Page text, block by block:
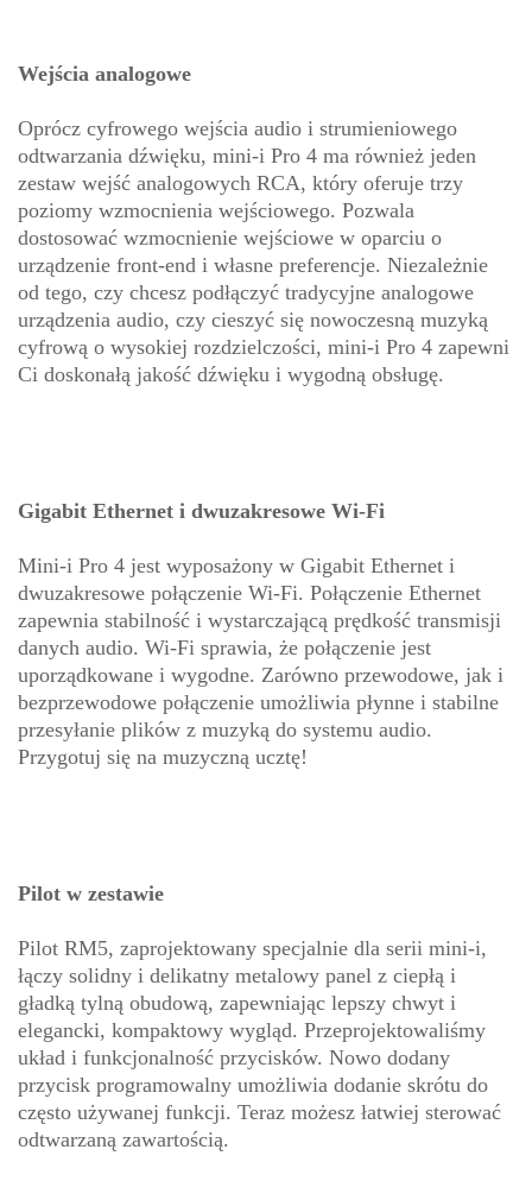
Wejścia analogowe
Oprócz cyfrowego wejścia audio i strumieniowego
odtwarzania dźwięku, mini-i Pro 4 ma również jeden
zestaw wejść analogowych RCA, który oferuje trzy
poziomy wzmocnienia wejściowego. Pozwala
dostosować wzmocnienie wejściowe w oparciu o
urządzenie front-end i własne preferencje. Niezależnie
od tego, czy chcesz podłączyć tradycyjne analogowe
urządzenia audio, czy cieszyć się nowoczesną muzyką
cyfrową o wysokiej rozdzielczości, mini-i Pro 4 zapewni
Ci doskonałą jakość dźwięku i wygodną obsługę.
Gigabit Ethernet i dwuzakresowe Wi-Fi
Mini-i Pro 4 jest wyposażony w Gigabit Ethernet i
dwuzakresowe połączenie Wi-Fi. Połączenie Ethernet
zapewnia stabilność i wystarczającą prędkość transmisji
danych audio. Wi-Fi sprawia, że połączenie jest
uporządkowane i wygodne. Zarówno przewodowe, jak i
bezprzewodowe połączenie umożliwia płynne i stabilne
przesyłanie plików z muzyką do systemu audio.
Przygotuj się na muzyczną ucztę!
Pilot w zestawie
Pilot RM5, zaprojektowany specjalnie dla serii mini-i,
łączy solidny i delikatny metalowy panel z ciepłą i
gładką tylną obudową, zapewniając lepszy chwyt i
elegancki, kompaktowy wygląd. Przeprojektowaliśmy
układ i funkcjonalność przycisków. Nowo dodany
przycisk programowalny umożliwia dodanie skrótu do
często używanej funkcji. Teraz możesz łatwiej sterować
odtwarzaną zawartością.